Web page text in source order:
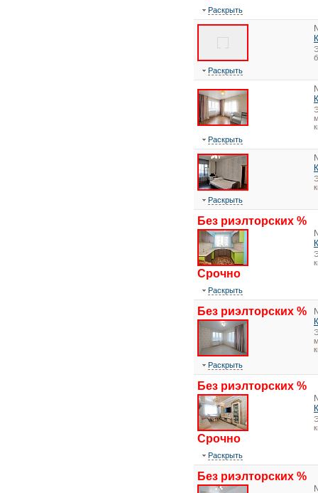
Раскрыть
Раскрыть
Раскрыть
Раскрыть
Без риэлторских %
Срочно
Раскрыть
Без риэлторских %
Раскрыть
Без риэлторских %
Срочно
Раскрыть
Без риэлторских %